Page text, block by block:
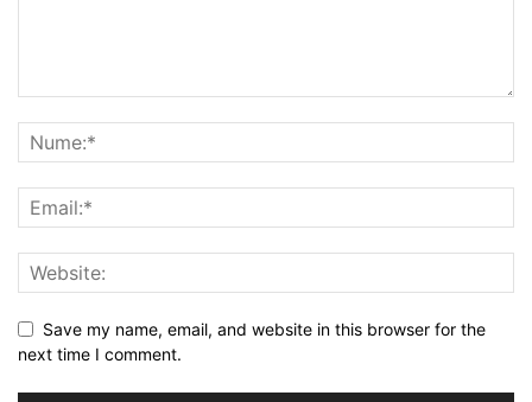
Save my name, email, and website in this browser for the
next time I comment.